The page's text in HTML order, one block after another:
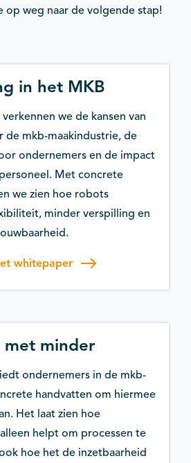
op weg naar de volgende stap!
in het MKB
we de kansen van
mkb-maakindustrie, de
ondernemers en de impact
Met concrete
we zien hoe robots
minder verspilling en
whitepaper
met minder
ondernemers in de mkb-
handvatten om hiermee
Het laat zien hoe
helpt om processen te
hoe het de inzetbaarheid